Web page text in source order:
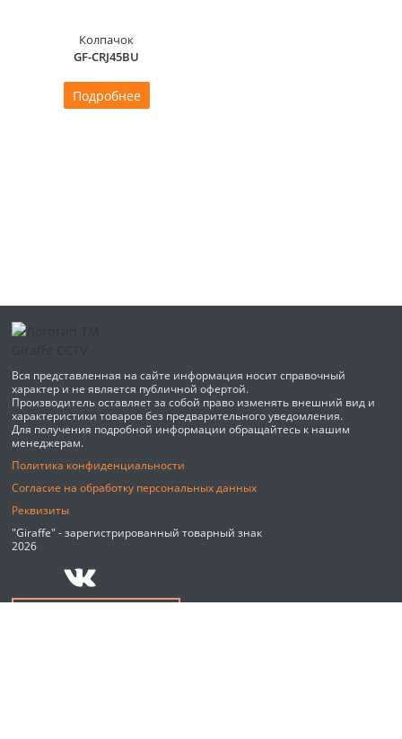
Колпачок
GF-CRJ45BU
Подробнее
Вся представленная на сайте информация носит справочный
характер и не является публичной офертой.
Производитель оставляет за собой право изменять внешний вид и
характеристики товаров без предварительного уведомления.
Для получения подробной информации обращайтесь к нашим
менеджерам.
Политика конфиденциальности
Согласие на обработку персональных данных
Реквизиты
"Giraffe" - зарегистрированный товарный знак
2026